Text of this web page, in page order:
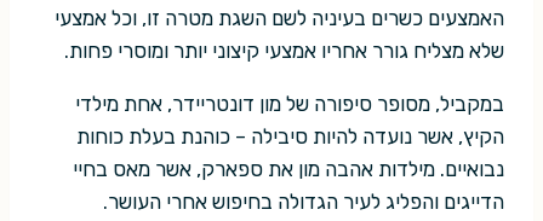
האמצעים כשרים בעיניה לשם השגת מטרה זו, וכל אמצעי
שלא מצליח גורר אחריו אמצעי קיצוני יותר ומוסרי פחות.
במקביל, מסופר סיפורה של מון דונטריידר, אחת מילדי
הקיץ, אשר נועדה להיות סיבילה – כוהנת בעלת כוחות
נבואיים. מילדות אהבה מון את ספארק, אשר מאס בחיי
הדייגים והפליג לעיר הגדולה בחיפוש אחרי העושר.